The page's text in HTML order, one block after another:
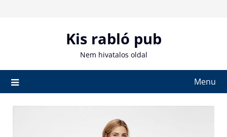
Kis rabló pub
Nem hivatalos oldal
Menu